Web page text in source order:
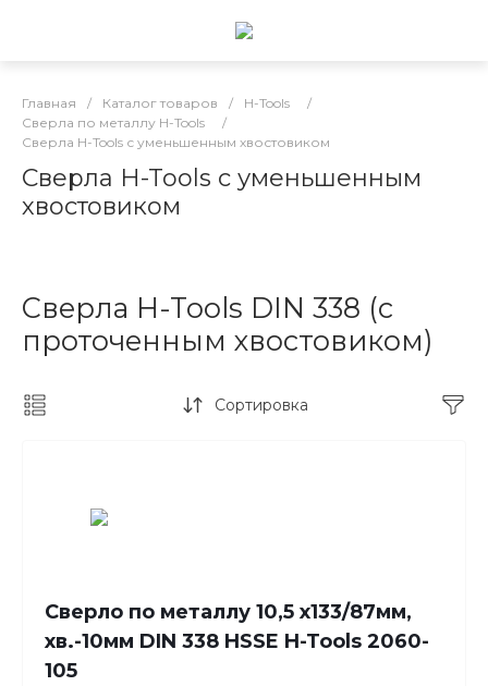
Главная / Каталог товаров / H-Tools
/
Сверла по металлу H-Tools
/
Сверла H-Tools с уменьшенным хвостовиком
Сверла H-Tools с уменьшенным
хвостовиком
Сверла H-Tools DIN 338 (с
проточенным хвостовиком)
Сортировка
Сверло по металлу 10,5 x133/87мм,
хв.-10мм DIN 338 HSSE H-Tools 2060-
105